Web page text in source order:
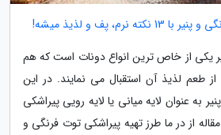
پف و لذیذ میشه!
یکی از خاص ترین انواع دونات است که هم
طعم لذیذ آن استقبال می نمایند. در این
به عنوان لایه میانی یا لایه رویی پیراشکی
از در ما طرز تهیه پیراشکی توت فرنگی و